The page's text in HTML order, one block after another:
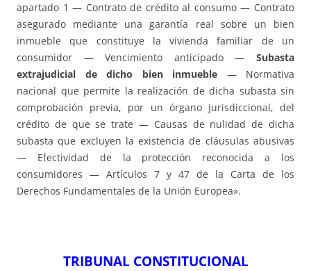
apartado 1 — Contrato de crédito al consumo — Contrato
asegurado mediante una garantía real sobre un bien
inmueble que constituye la vivienda familiar de un
consumidor — Vencimiento anticipado — Subasta
extrajudicial de dicho bien inmueble — Normativa
nacional que permite la realización de dicha subasta sin
comprobación previa, por un órgano jurisdiccional, del
crédito de que se trate — Causas de nulidad de dicha
subasta que excluyen la existencia de cláusulas abusivas
— Efectividad de la protección reconocida a los
consumidores — Artículos 7 y 47 de la Carta de los
Derechos Fundamentales de la Unión Europea».
TRIBUNAL CONSTITUCIONAL